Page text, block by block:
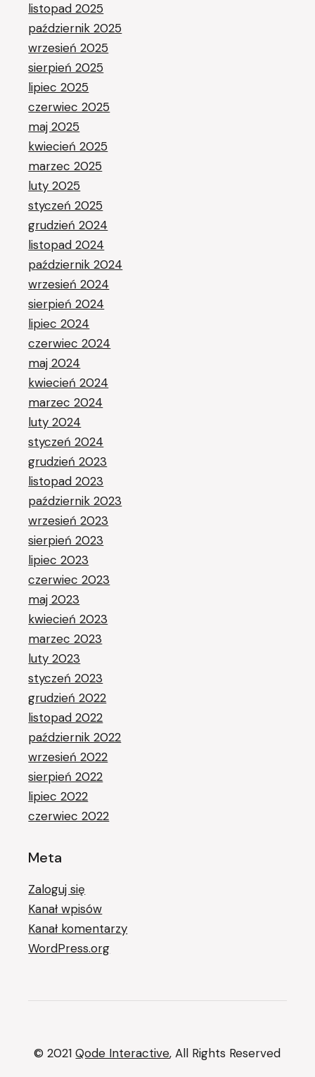
listopad 2025
październik 2025
wrzesień 2025
sierpień 2025
lipiec 2025
czerwiec 2025
maj 2025
kwiecień 2025
marzec 2025
luty 2025
styczeń 2025
grudzień 2024
listopad 2024
październik 2024
wrzesień 2024
sierpień 2024
lipiec 2024
czerwiec 2024
maj 2024
kwiecień 2024
marzec 2024
luty 2024
styczeń 2024
grudzień 2023
listopad 2023
październik 2023
wrzesień 2023
sierpień 2023
lipiec 2023
czerwiec 2023
maj 2023
kwiecień 2023
marzec 2023
luty 2023
styczeń 2023
grudzień 2022
listopad 2022
październik 2022
wrzesień 2022
sierpień 2022
lipiec 2022
czerwiec 2022
Meta
Zaloguj się
Kanał wpisów
Kanał komentarzy
WordPress.org
© 2021Qode Interactive, All Rights Reserved